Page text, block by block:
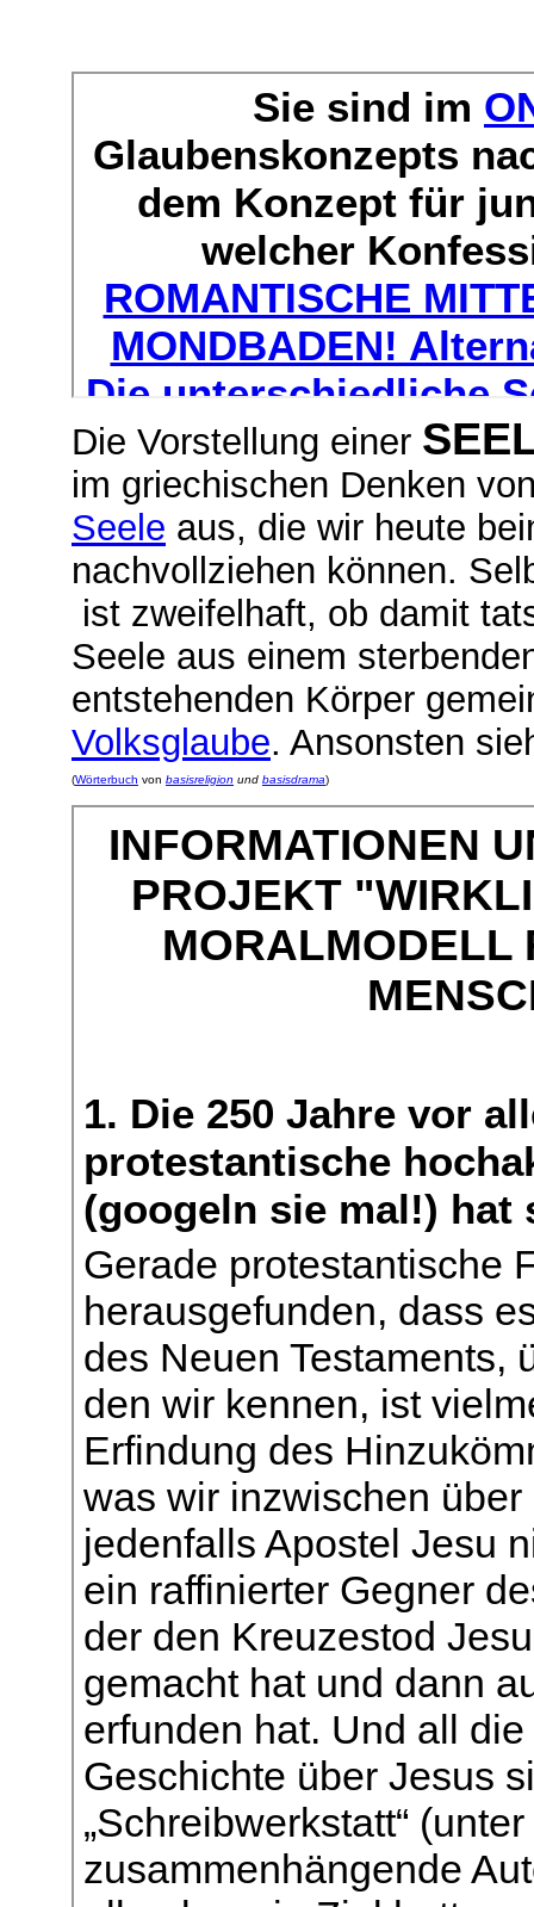
Die Vorstellung einer
im griechischen Denken
Seele aus, die wir heute
nachvollziehen können.
ist zweifelhaft, ob damit
Seele aus einem
entstehenden Körper
Volksglaube. Ansonsten
(Wörterbuch von basisreligion und basisdrama)